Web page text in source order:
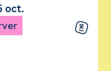
oct.